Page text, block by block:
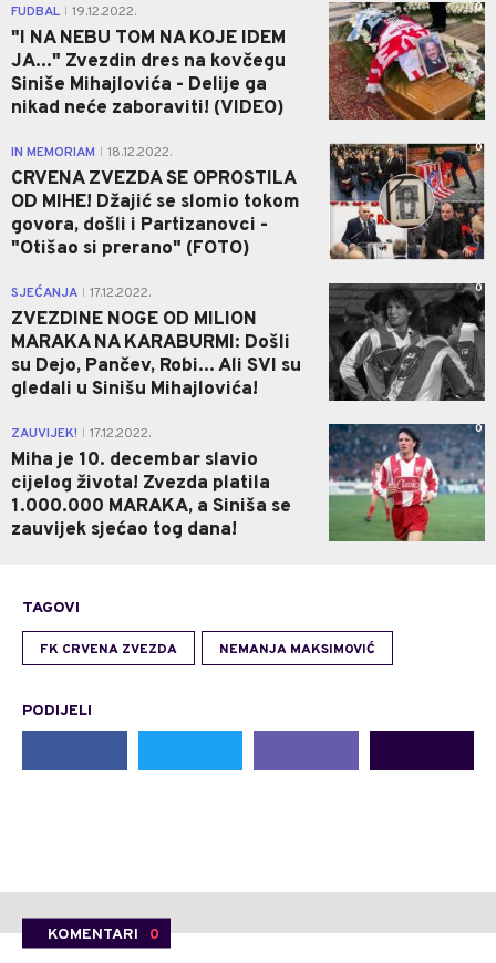
FUDBAL 19.12.2022.
"I NA NEBU TOM NA KOJE IDEM
JA..." Zvezdin dres na kovčegu
Siniše Mihajlovića - Delije ga
nikad neće zaboraviti! (VIDEO)
0
IN MEMORIAM 18.12.2022.
CRVENA ZVEZDA SE OPROSTILA
OD MIHE! Džajić se slomio tokom
govora, došli i Partizanovci -
"Otišao si prerano" (FOTO)
0
SJEĆANJA 17.12.2022.
ZVEZDINE NOGE OD MILION
MARAKA NA KARABURMI: Došli
su Dejo, Pančev, Robi... Ali SVI su
gledali u Sinišu Mihajlovića!
0
ZAUVIJEK! 17.12.2022.
Miha je 10. decembar slavio
cijelog života! Zvezda platila
1.000.000 MARAKA, a Siniša se
zauvijek sjećao tog dana!
0
TAGOVI
FK CRVENA ZVEZDA NEMANJA MAKSIMOVIĆ
PODIJELI
KOMENTARI 0